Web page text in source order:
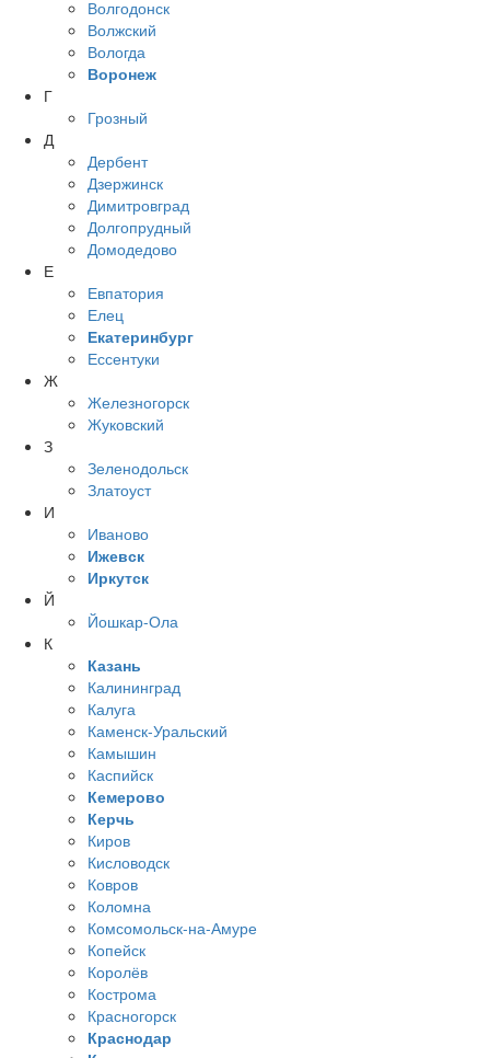
Волгодонск
Волжский
Вологда
Воронеж
Г
Грозный
Д
Дербент
Дзержинск
Димитровград
Долгопрудный
Домодедово
Е
Евпатория
Елец
Екатеринбург
Ессентуки
Ж
Железногорск
Жуковский
З
Зеленодольск
Златоуст
И
Иваново
Ижевск
Иркутск
Й
Йошкар-Ола
К
Казань
Калининград
Калуга
Каменск-Уральский
Камышин
Каспийск
Кемерово
Керчь
Киров
Кисловодск
Ковров
Коломна
Комсомольск-на-Амуре
Копейск
Королёв
Кострома
Красногорск
Краснодар